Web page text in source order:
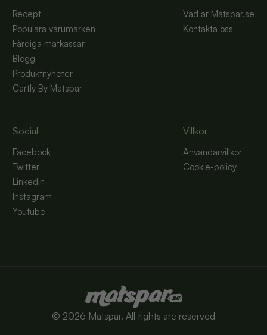
Recept
Populära varumärken
Färdiga matkassar
Blogg
Produktnyheter
Cartly By Matspar
Vad är Matspar.se
Kontakta oss
Social
Facebook
Twitter
LinkedIn
Instagram
Youtube
Villkor
Användarvillkor
Cookie-policy
© 2026 Matspar. All rights are reserved